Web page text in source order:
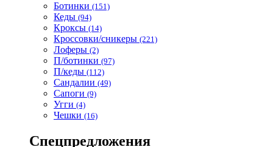
Ботинки (151)
Кеды (94)
Кроксы (14)
Кроссовки/сникеры (221)
Лоферы (2)
П/ботинки (97)
П/кеды (112)
Сандалии (49)
Сапоги (9)
Угги (4)
Чешки (16)
Спецпредложения